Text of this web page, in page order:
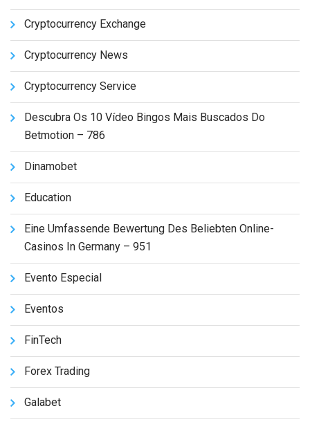
Cryptocurrency Exchange
Cryptocurrency News
Cryptocurrency Service
Descubra Os 10 Vídeo Bingos Mais Buscados Do
Betmotion – 786
Dinamobet
Education
Eine Umfassende Bewertung Des Beliebten Online-
Casinos In Germany – 951
Evento Especial
Eventos
FinTech
Forex Trading
Galabet